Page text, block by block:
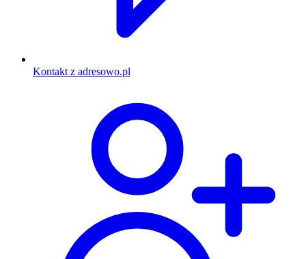
Kontakt z adresowo.pl